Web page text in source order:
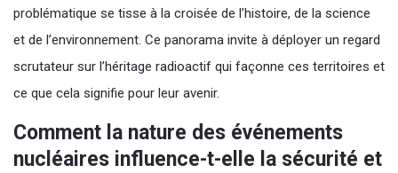
problématique se tisse à la croisée de l’histoire, de la science
et de l’environnement. Ce panorama invite à déployer un regard
scrutateur sur l’héritage radioactif qui façonne ces territoires et
ce que cela signifie pour leur avenir.
Comment la nature des événements
nucléaires influence-t-elle la sécurité et